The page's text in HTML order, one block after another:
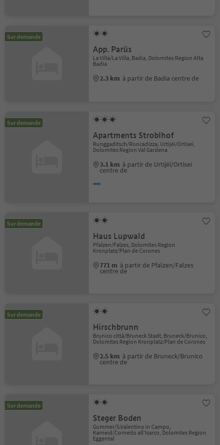
Sur demande
App. Parüs
La Villa/La Villa, Badia, Dolomites Region Alta
Badia
2.3 km à partir de Badia centre de
Sur demande
Apartments Stroblhof
Runggaditsch/Roncadizza, Urtijëi/Ortisei,
Dolomites Region Val Gardena
3.1 km à partir de Urtijëi/Ortisei
centre de
Sur demande
Haus Lupwald
Pfalzen/Falzes, Dolomites Region
Kronplatz/Plan de Corones
771 m à partir de Pfalzen/Falzes
centre de
Sur demande
Hirschbrunn
Brunico città/Bruneck Stadt, Bruneck/Brunico,
Dolomites Region Kronplatz/Plan de Corones
2.5 km à partir de Bruneck/Brunico
centre de
Sur demande
Steger Boden
Gummer/S.Valentino in Campo,
Karneid/Cornedo all'Isarco, Dolomites Region
Eggental